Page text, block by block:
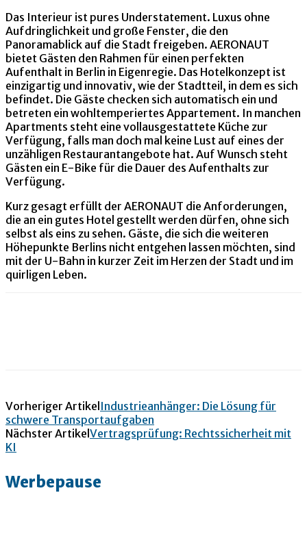
Das Interieur ist pures Understatement. Luxus ohne
Aufdringlichkeit und große Fenster, die den
Panoramablick auf die Stadt freigeben. AERONAUT
bietet Gästen den Rahmen für einen perfekten
Aufenthalt in Berlin in Eigenregie. Das Hotelkonzept ist
einzigartig und innovativ, wie der Stadtteil, in dem es sich
befindet. Die Gäste checken sich automatisch ein und
betreten ein wohltemperiertes Appartement. In manchen
Apartments steht eine vollausgestattete Küche zur
Verfügung, falls man doch mal keine Lust auf eines der
unzähligen Restaurantangebote hat. Auf Wunsch steht
Gästen ein E-Bike für die Dauer des Aufenthalts zur
Verfügung.
Kurz gesagt erfüllt der AERONAUT die Anforderungen,
die an ein gutes Hotel gestellt werden dürfen, ohne sich
selbst als eins zu sehen. Gäste, die sich die weiteren
Höhepunkte Berlins nicht entgehen lassen möchten, sind
mit der U-Bahn in kurzer Zeit im Herzen der Stadt und im
quirligen Leben.
Vorheriger ArtikelIndustrieanhänger: Die Lösung für
schwere Transportaufgaben
Nächster ArtikelVertragsprüfung: Rechtssicherheit mit
KI
Werbepause